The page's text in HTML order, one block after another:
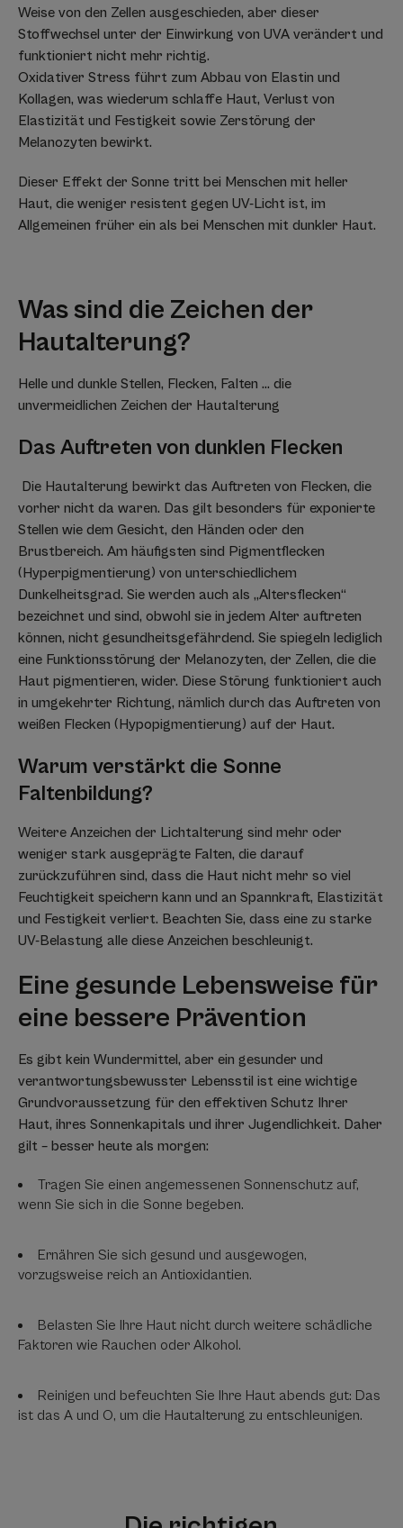
Weise von den Zellen ausgeschieden, aber dieser
Stoffwechsel unter der Einwirkung von UVA verändert und
funktioniert nicht mehr richtig.
Oxidativer Stress führt zum Abbau von Elastin und
Kollagen, was wiederum schlaffe Haut, Verlust von
Elastizität und Festigkeit sowie Zerstörung der
Melanozyten bewirkt.
Dieser Effekt der Sonne tritt bei Menschen mit heller
Haut, die weniger resistent gegen UV-Licht ist, im
Allgemeinen früher ein als bei Menschen mit dunkler Haut.
Was sind die Zeichen der
Hautalterung?
Helle und dunkle Stellen, Flecken, Falten ... die
unvermeidlichen Zeichen der Hautalterung
Das Auftreten von dunklen Flecken
Die Hautalterung bewirkt das Auftreten von Flecken, die
vorher nicht da waren. Das gilt besonders für exponierte
Stellen wie dem Gesicht, den Händen oder den
Brustbereich. Am häufigsten sind Pigmentflecken
(Hyperpigmentierung) von unterschiedlichem
Dunkelheitsgrad. Sie werden auch als „Altersflecken“
bezeichnet und sind, obwohl sie in jedem Alter auftreten
können, nicht gesundheitsgefährdend. Sie spiegeln lediglich
eine Funktionsstörung der Melanozyten, der Zellen, die die
Haut pigmentieren, wider. Diese Störung funktioniert auch
in umgekehrter Richtung, nämlich durch das Auftreten von
weißen Flecken (Hypopigmentierung) auf der Haut.
Warum verstärkt die Sonne
Faltenbildung?
Weitere Anzeichen der Lichtalterung sind mehr oder
weniger stark ausgeprägte Falten, die darauf
zurückzuführen sind, dass die Haut nicht mehr so viel
Feuchtigkeit speichern kann und an Spannkraft, Elastizität
und Festigkeit verliert. Beachten Sie, dass eine zu starke
UV-Belastung alle diese Anzeichen beschleunigt.
Eine gesunde Lebensweise für
eine bessere Prävention
Es gibt kein Wundermittel, aber ein gesunder und
verantwortungsbewusster Lebensstil ist eine wichtige
Grundvoraussetzung für den effektiven Schutz Ihrer
Haut, ihres Sonnenkapitals und ihrer Jugendlichkeit. Daher
gilt – besser heute als morgen:
Tragen Sie einen angemessenen Sonnenschutz auf,
wenn Sie sich in die Sonne begeben.
Ernähren Sie sich gesund und ausgewogen,
vorzugsweise reich an Antioxidantien.
Belasten Sie Ihre Haut nicht durch weitere schädliche
Faktoren wie Rauchen oder Alkohol.
Reinigen und befeuchten Sie Ihre Haut abends gut: Das
ist das A und O, um die Hautalterung zu entschleunigen.